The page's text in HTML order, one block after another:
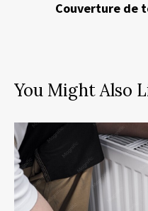
Couverture de
You Might Also